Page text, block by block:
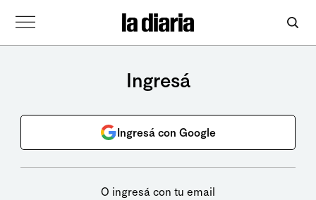
Ingresá
Ingresá con Google
O ingresá con tu email